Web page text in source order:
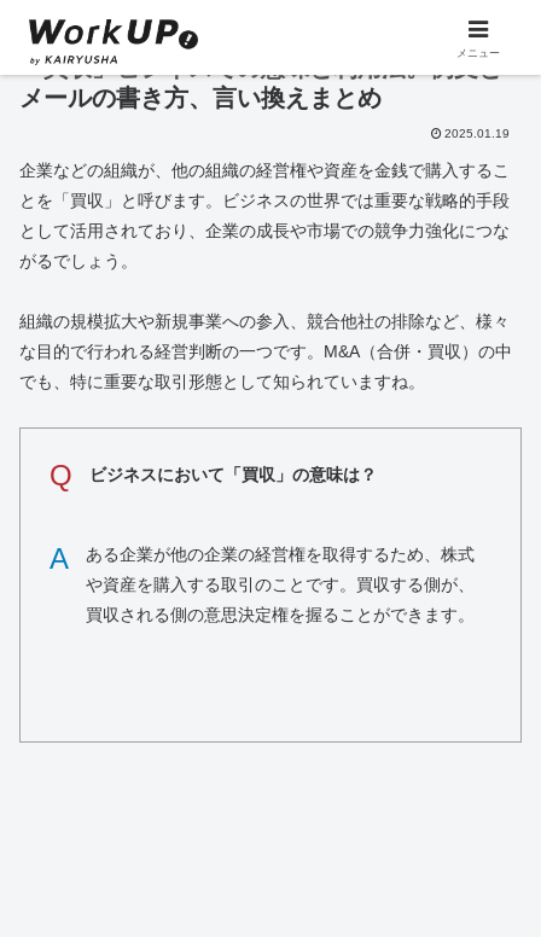
「買収」ビジネスでの意味と利用法。例文と
メールの書き方、言い換えまとめ
2025.01.19
企業などの組織が、他の組織の経営権や資産を金銭で購入するこ
とを「買収」と呼びます。ビジネスの世界では重要な戦略的手段
として活用されており、企業の成長や市場での競争力強化につな
がるでしょう。
組織の規模拡大や新規事業への参入、競合他社の排除など、様々
な目的で行われる経営判断の一つです。M&A（合併・買収）の中
でも、特に重要な取引形態として知られていますね。
Q ビジネスにおいて「買収」の意味は？
A
ある企業が他の企業の経営権を取得するため、株式
や資産を購入する取引のことです。買収する側が、
買収される側の意思決定権を握ることができます。
メニュー